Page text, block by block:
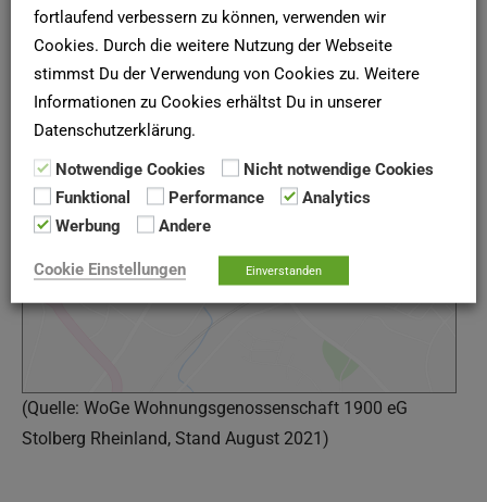
Karte und Anfahrt
Google Maps
Google Karte laden
Die Karte wurde von Google Maps eingebettet.
Es gelten die Datenschutzerklärungen
(Quelle: WoGe Wohnungsgenossenschaft 1900 eG
Stolberg Rheinland, Stand August 2021)
fortlaufend verbessern zu können, verwenden wir
Cookies. Durch die weitere Nutzung der Webseite
stimmst Du der Verwendung von Cookies zu. Weitere
Informationen zu Cookies erhältst Du in unserer
Datenschutzerklärung.
Notwendige Cookies
Nicht notwendige Cookies
Funktional
Performance
Analytics
Werbung
Andere
Cookie Einstellungen Einverstanden